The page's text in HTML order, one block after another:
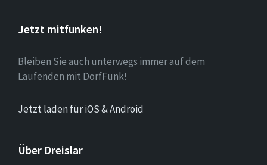
Jetzt mitfunken!
Bleiben Sie auch unterwegs immer auf dem
Laufenden mit DorfFunk!
Jetzt laden für iOS & Android
Über Dreislar